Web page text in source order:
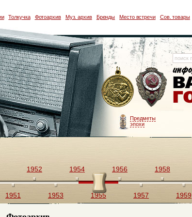
Толкучка Фотоархив Муз. архив Бренды Место встречи Сов. товары
Предметы
эпохи
1951
1952
1953
1954
1955
1956
1957
1958
1959